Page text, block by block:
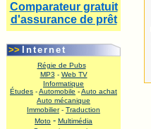
Comparateur gratuit
d'assurance de prêt
>> Internet
Régie de Pubs
MP3 - Web TV
Informatique
Études -Automobile -Auto achat
Auto mécanique
Immobilier- Traduction
Moto - Multimédia